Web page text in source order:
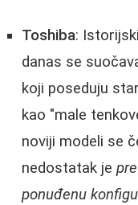
Toshiba:
danas se
koji poseduju
kao "male
noviji modeli se
nedostatak je
ponuđenu